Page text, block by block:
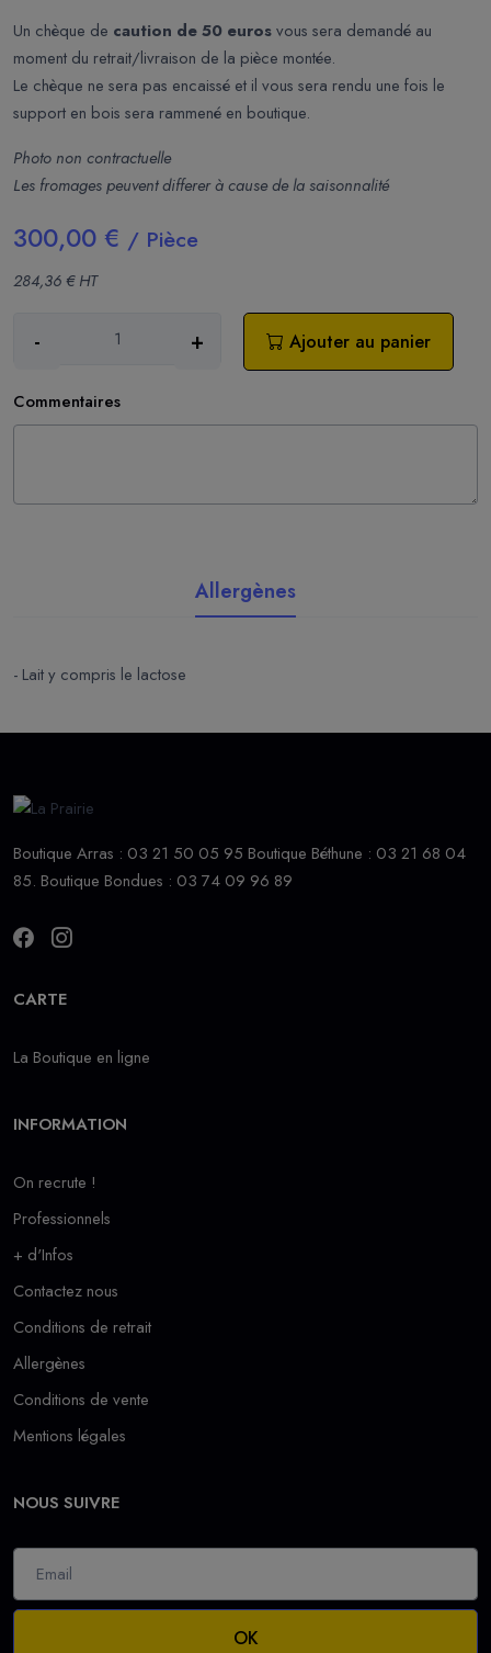
Un chèque de caution de 50 eurosvous sera demandé au
moment du retrait/livraison de la pièce montée.
Le chèque ne sera pas encaissé et il vous sera rendu une fois le
support en bois sera rammené en boutique.
Photo non contractuelle
Les fromages peuvent differer à cause de la saisonnalité
300,00 € / Pièce
284,36 € HT
- + Ajouter au panier
Commentaires
Allergènes
- Lait y compris le lactose
Boutique Arras : 03 21 50 05 95 Boutique Béthune : 03 21 68 04
85. Boutique Bondues : 03 74 09 96 89
CARTE
La Boutique en ligne
INFORMATION
On recrute !
Professionnels
+ d'Infos
Contactez nous
Conditions de retrait
Allergènes
Conditions de vente
Mentions légales
NOUS SUIVRE
OK